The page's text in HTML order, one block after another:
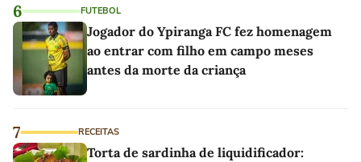
6 FUTEBOL
Jogador do Ypiranga FC fez homenagem
ao entrar com filho em campo meses
antes da morte da criança
7 RECEITAS
Torta de sardinha de liquidificador: